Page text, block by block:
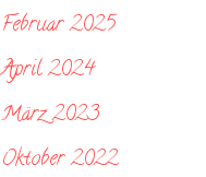
Februar 2025
April 2024
März 2023
Oktober 2022